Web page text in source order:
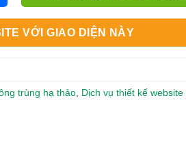
VỚI GIAO DIỆN NÀY
trùng hạ thảo, Dịch vụ thiết kế